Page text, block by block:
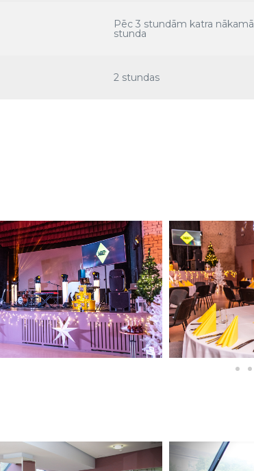
Pēc 3 stundām katra nākamā
stunda
2 stundas